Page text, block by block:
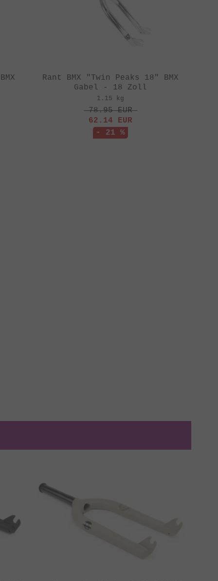
Rant BMX "Twin Peaks 18" BMX
Gabel - 18 Zoll
1.15 kg
78.95EUR
62.14 EUR
- 21 %